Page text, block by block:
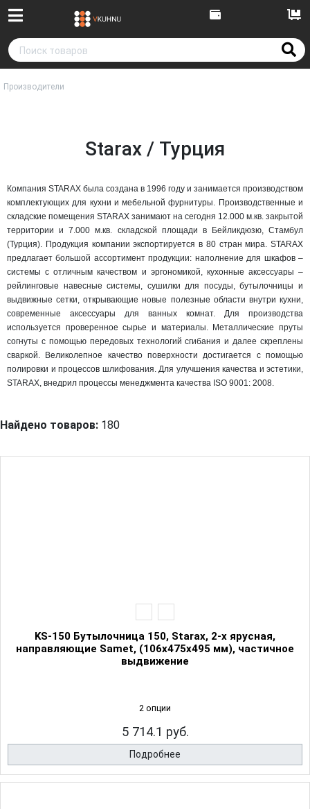
Производители
Starax / Турция
Компания STARAX была создана в 1996 году и занимается производством
комплектующих для кухни и мебельной фурнитуры. Производственные и
складские помещения STARAX занимают на сегодня 12.000 м.кв. закрытой
территории и 7.000 м.кв. складской площади в Бейликдюзю, Стамбул
(Турция). Продукция компании экспортируется в 80 стран мира. STARAX
предлагает большой ассортимент продукции: наполнение для шкафов –
системы с отличным качеством и эргономикой, кухонные аксессуары –
рейлинговые навесные системы, сушилки для посуды, бутылочницы и
выдвижные сетки, открывающие новые полезные области внутри кухни,
современные аксессуары для ванных комнат. Для производства
используется проверенное сырье и материалы. Металлические пруты
согнуты с помощью передовых технологий сгибания и далее скреплены
сваркой. Великолепное качество поверхности достигается с помощью
полировки и процессов шлифования. Для улучшения качества и эстетики,
STARAX, внедрил процессы менеджмента качества ISO 9001: 2008.
Найдено товаров: 180
KS-150 Бутылочница 150, Starax, 2-х ярусная,
направляющие Samet, (106х475х495 мм), частичное
выдвижение
2 опции
5 714.1 руб.
Подробнее